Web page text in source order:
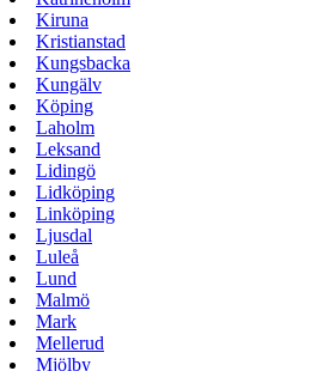
Kiruna
Kristianstad
Kungsbacka
Kungälv
Köping
Laholm
Leksand
Lidingö
Lidköping
Linköping
Ljusdal
Luleå
Lund
Malmö
Mark
Mellerud
Mjölby